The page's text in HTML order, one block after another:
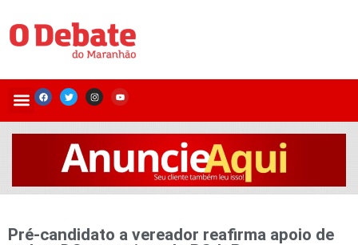
Pré-candidato a vereador reafirma apoio de